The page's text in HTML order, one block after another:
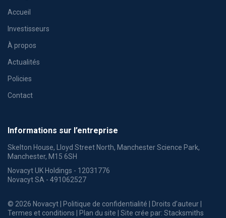
Accueil
Investisseurs
À propos
Actualités
Policies
Contact
Informations sur l’entreprise
Skelton House, Lloyd Street North, Manchester Science Park,
Manchester, M15 6SH
Novacyt UK Holdings - 12031776
Novacyt SA - 491062527
© 2026 Novacyt | Politique de confidentialité Droits d’auteur
Termes et conditions
Plan du site | Site crée par: Stacksmiths